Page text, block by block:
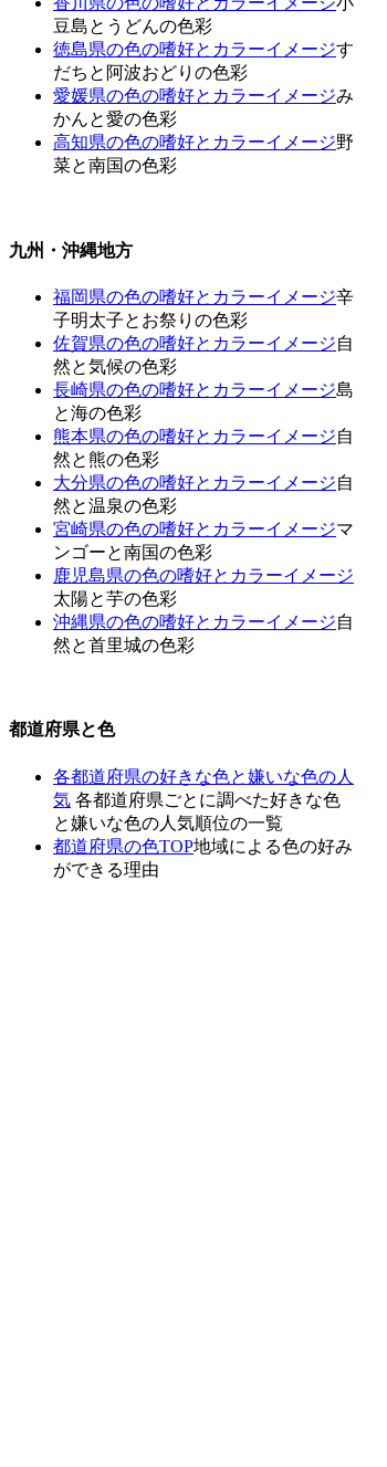
豆島とうどんの色彩
徳島県の色の嗜好とカラーイメージす
だちと阿波おどりの色彩
愛媛県の色の嗜好とカラーイメージみ
かんと愛の色彩
高知県の色の嗜好とカラーイメージ野
菜と南国の色彩
九州・沖縄地方
福岡県の色の嗜好とカラーイメージ辛
子明太子とお祭りの色彩
佐賀県の色の嗜好とカラーイメージ自
然と気候の色彩
長崎県の色の嗜好とカラーイメージ島
と海の色彩
熊本県の色の嗜好とカラーイメージ自
然と熊の色彩
大分県の色の嗜好とカラーイメージ自
然と温泉の色彩
宮崎県の色の嗜好とカラーイメージマ
ンゴーと南国の色彩
鹿児島県の色の嗜好とカラーイメージ
太陽と芋の色彩
沖縄県の色の嗜好とカラーイメージ自
然と首里城の色彩
都道府県と色
各都道府県の好きな色と嫌いな色の人
気 各都道府県ごとに調べた好きな色
と嫌いな色の人気順位の一覧
都道府県の色TOP地域による色の好み
ができる理由